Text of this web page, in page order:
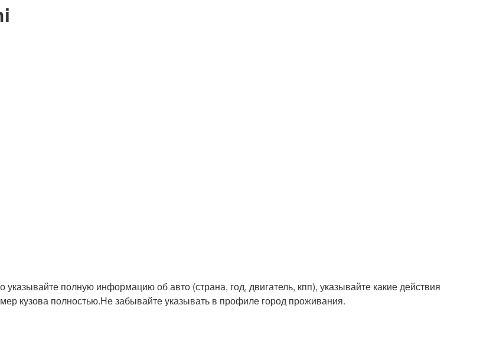
полную информацию об авто (страна, год, двигатель, кпп), указывайте какие действия
кузова полностью.Не забывайте указывать в профиле город проживания.